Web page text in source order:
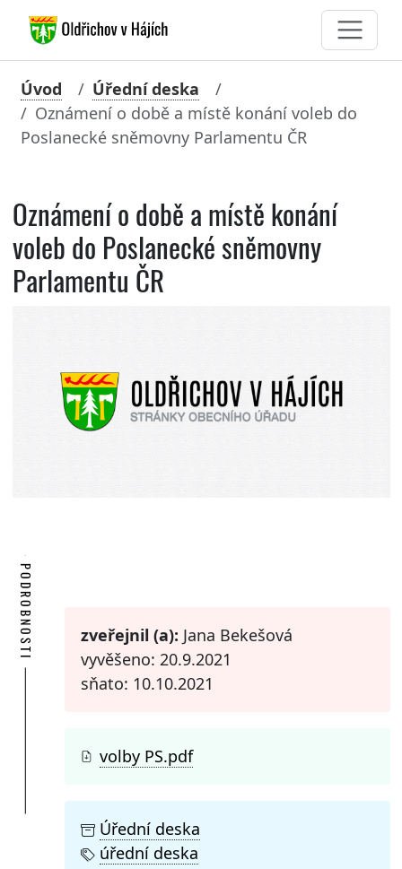
Úvod
Úřední deska
Oznámení o době a místě konání voleb do
Poslanecké sněmovny Parlamentu ČR
Oznámení o době a místě konání
voleb do Poslanecké sněmovny
Parlamentu ČR
PODROBNOSTI zveřejnil (a): Jana Bekešová
vyvěšeno: 20.9.2021
sňato: 10.10.2021
volby PS.pdf
Úřední deska
úřední deska